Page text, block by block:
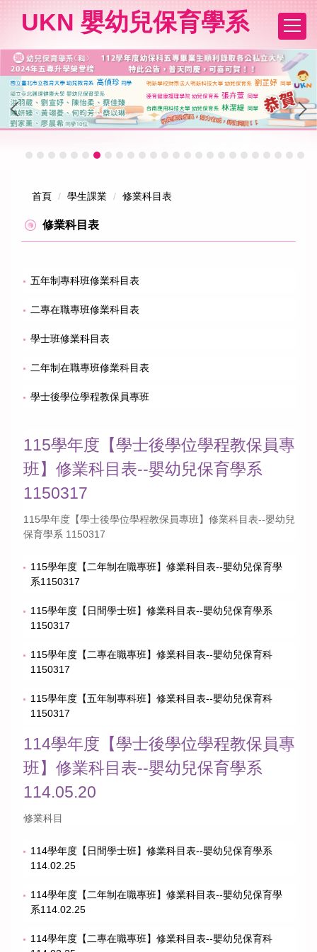
要
內
容
區
UKN 嬰幼兒保育學系
首頁 學生課業 修業科目表
修業科目表
五年制專科班修業科目表
二專在職專班修業科目表
學士班修業科目表
二年制在職專班修業科目表
學士後學位學程教保員專班
115學年度【學士後學位學程教保員專
班】修業科目表--嬰幼兒保育學系
1150317
115學年度【學士後學位學程教保員專班】修業科目表--嬰幼兒
保育學系 1150317
115學年度【二年制在職專班】修業科目表--嬰幼兒保育學
系1150317
115學年度【日間學士班】修業科目表--嬰幼兒保育學系
1150317
115學年度【二專在職專班】修業科目表--嬰幼兒保育科
1150317
115學年度【五年制專科班】修業科目表--嬰幼兒保育科
1150317
114學年度【學士後學位學程教保員專
班】修業科目表--嬰幼兒保育學系
114.05.20
修業科目
114學年度【日間學士班】修業科目表--嬰幼兒保育學系
114.02.25
114學年度【二年制在職專班】修業科目表--嬰幼兒保育學
系114.02.25
114學年度【二專在職專班】修業科目表--嬰幼兒保育科